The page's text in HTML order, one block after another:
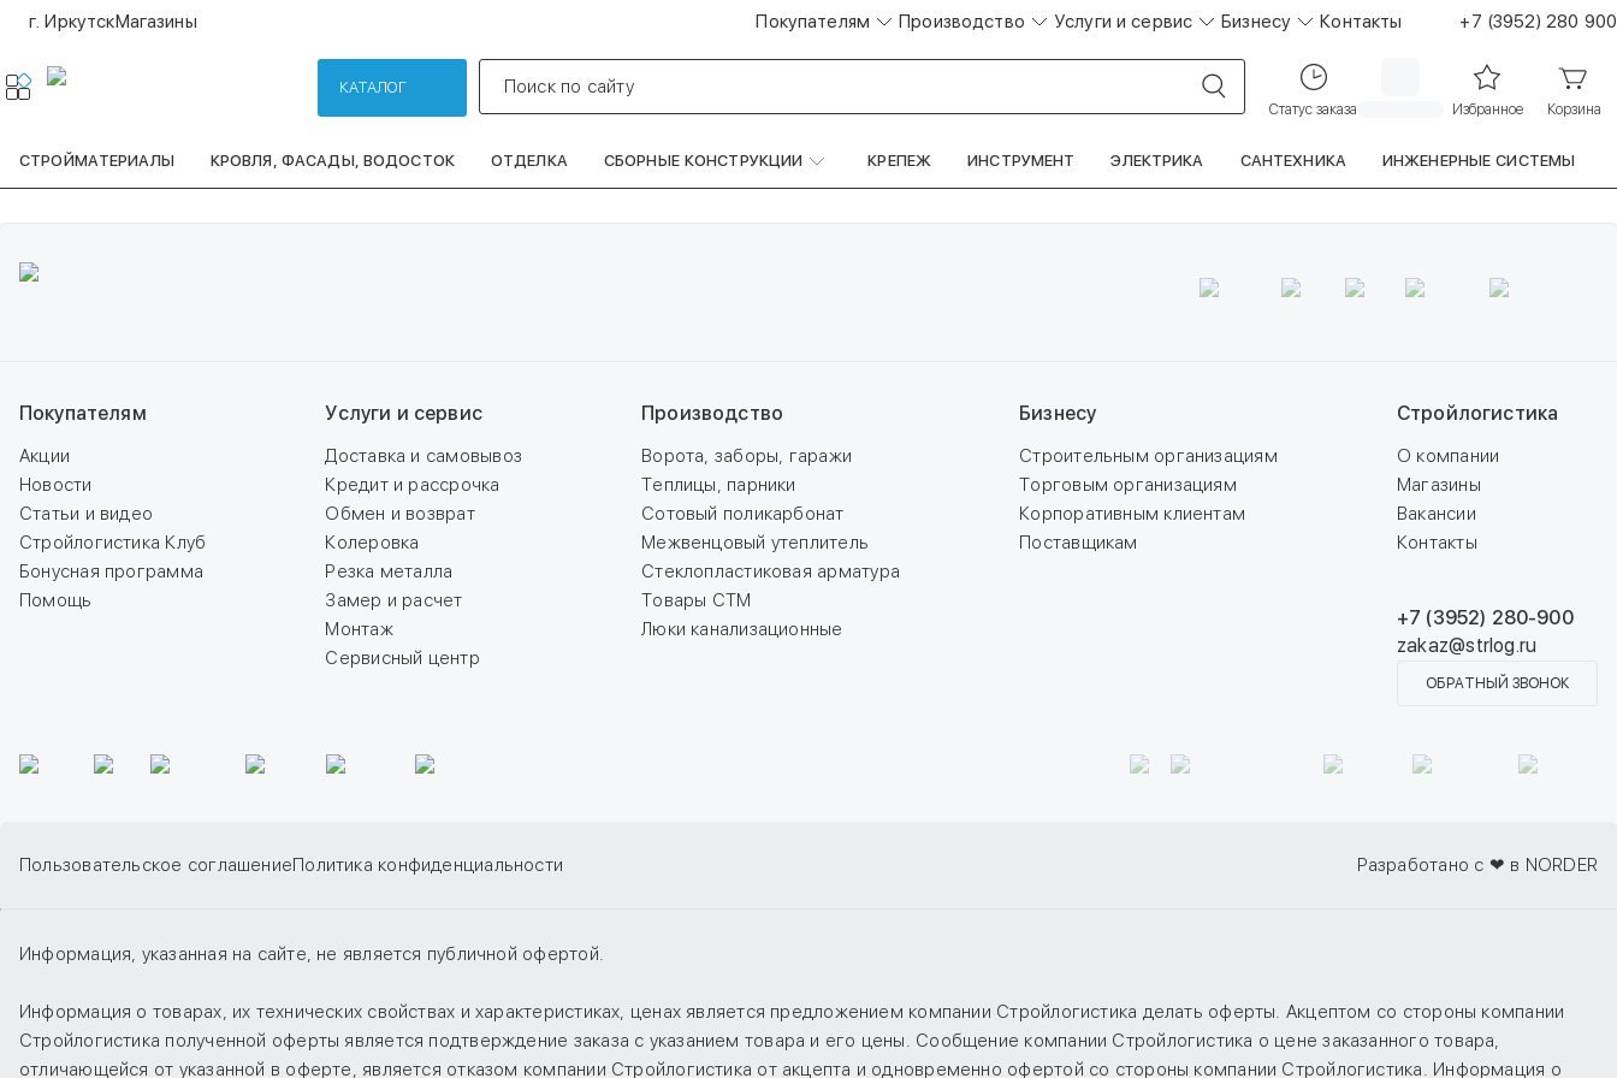
г. ИркутскМагазины Покупателям Производство Услуги и сервис Бизнесу Контакты +7 (3952) 280 900
КАТАЛОГ Поиск по сайту
Статус заказа Избранное Корзина
СТРОЙМАТЕРИАЛЫ КРОВЛЯ, ФАСАДЫ, ВОДОСТОК ОТДЕЛКА СБОРНЫЕ КОНСТРУКЦИИ КРЕПЕЖ ИНСТРУМЕНТ ЭЛЕКТРИКА САНТЕХНИКА ИНЖЕНЕРНЫЕ СИСТЕМЫ
Покупателям
Акции
Новости
Статьи и видео
Стройлогистика Клуб
Бонусная программа
Помощь
Услуги и сервис
Доставка и самовывоз
Кредит и рассрочка
Обмен и возврат
Колеровка
Резка металла
Замер и расчет
Монтаж
Сервисный центр
Производство
Ворота, заборы, гаражи
Теплицы, парники
Сотовый поликарбонат
Межвенцовый утеплитель
Стеклопластиковая арматура
Товары СТМ
Люки канализационные
Бизнесу
Строительным организациям
Торговым организациям
Корпоративным клиентам
Поставщикам
Стройлогистика
О компании
Магазины
Вакансии
Контакты
+7 (3952) 280-900
zakaz@strlog.ru
ОБРАТНЫЙ ЗВОНОК
Пользовательское соглашениеПолитика конфиденциальности Разработано с ❤ в NORDER
Информация, указанная на сайте, не является публичной офертой.
Информация о товарах, их технических свойствах и характеристиках, ценах является предложением компании Стройлогистика делать оферты. Акцептом со стороны компании
Стройлогистика полученной оферты является подтверждение заказа с указанием товара и его цены. Сообщение компании Стройлогистика о цене заказанного товара,
отличающейся от указанной в оферте, является отказом компании Стройлогистика от акцепта и одновременно офертой со стороны компании Стройлогистика. Информация о